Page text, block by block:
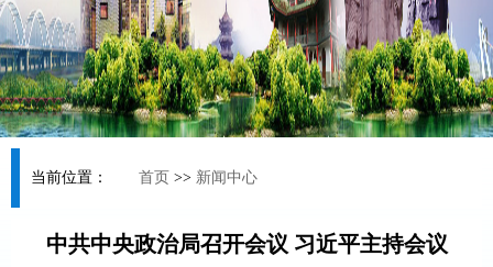
当前位置： 首页 >> 新闻中心
中共中央政治局召开会议 习近平主持会议